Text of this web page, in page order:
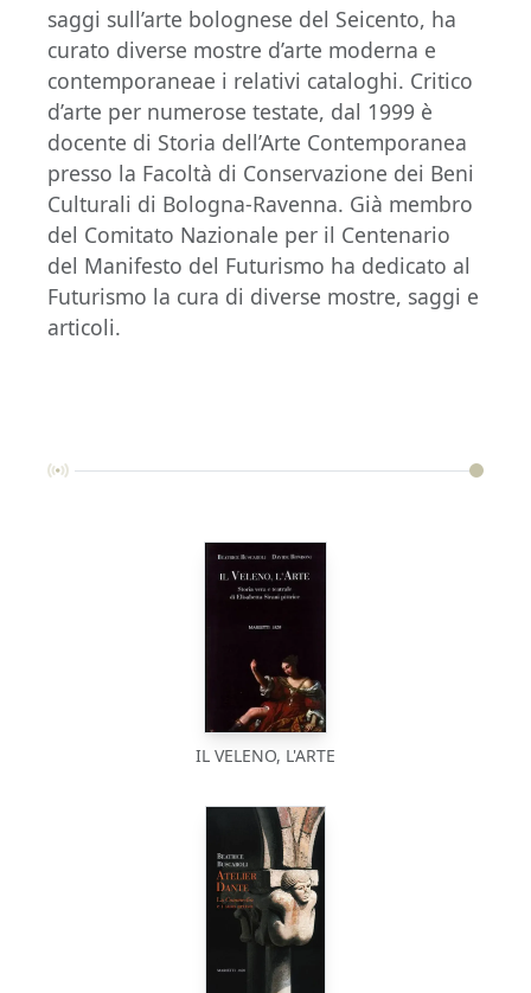
saggi sull’arte bolognese del Seicento, ha
curato diverse mostre d’arte moderna e
contemporaneae i relativi cataloghi. Critico
d’arte per numerose testate, dal 1999 è
docente di Storia dell’Arte Contemporanea
presso la Facoltà di Conservazione dei Beni
Culturali di Bologna-Ravenna. Già membro
del Comitato Nazionale per il Centenario
del Manifesto del Futurismo ha dedicato al
Futurismo la cura di diverse mostre, saggi e
articoli.
IL VELENO, L'ARTE